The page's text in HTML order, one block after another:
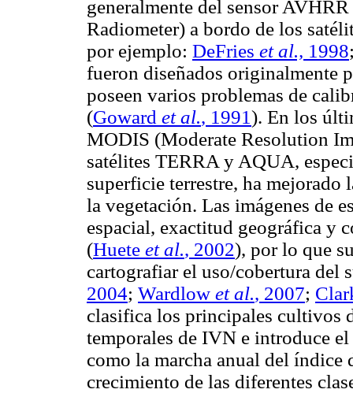
generalmente del sensor
Radiometer) a bordo de los
por ejemplo: DeFries et al., 1998
fueron diseñados originalmente
poseen varios problemas de
(Goward et al., 1991). En los
MODIS (Moderate Resolution
satélites TERRA y AQUA,
superficie terrestre, ha mejorado
la vegetación. Las imágenes de
espacial, exactitud geográfica y
(Huete et al., 2002), por lo que
cartografiar el uso/cobertura del
2004; Wardlow et al., 2007;
clasifica los principales cultivos
temporales de IVN e introduce
como la marcha anual del índice
crecimiento de las diferentes